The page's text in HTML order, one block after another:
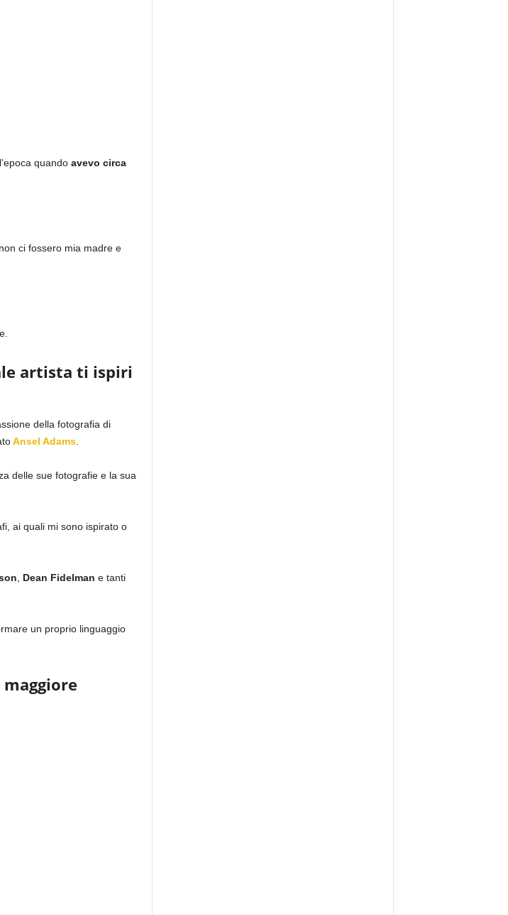
quando avevo circa
ci fossero mia madre e
artista ti ispiri
della fotografia di
Ansel Adams.
delle sue fotografie e la sua
ai quali mi sono ispirato o
Dean Fidelman e tanti
un proprio linguaggio